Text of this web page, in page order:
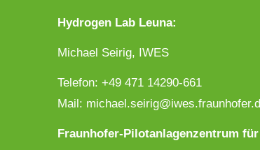
Hydrogen Lab Leuna:
Michael Seirig, IWES
Telefon: +49 471 14290-661
Mail:
Fraunhofer-Pilotanlagenzentrum